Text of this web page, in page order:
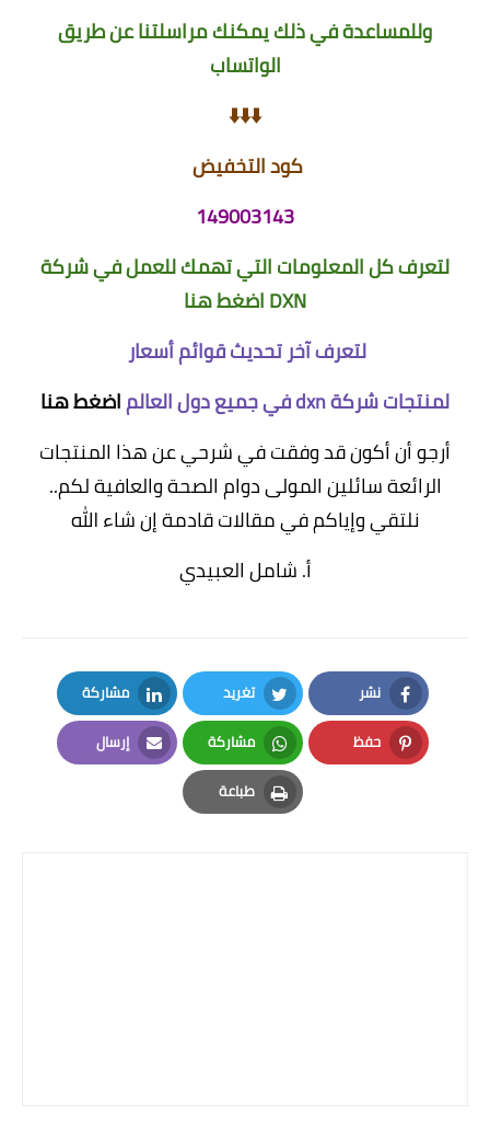
وللمساعدة في ذلك يمكنك مراسلتنا عن طريق
الواتساب
⬇️⬇️⬇️
كود التخفيض
149003143
لتعرف كل المعلومات التي تهمك للعمل في شركة
DXNاضغط هنا
لتعرف آخر تحديث قوائم أسعار
لمنتجات شركة dxn في جميع دول العالم
اضغط هنا
أرجو أن أكون قد وفقت في شرحي عن هذا المنتجات
الرائعة سائلين المولى دوام الصحة والعافية لكم..
نلتقي وإياكم في مقالات قادمة إن شاء الله
أ. شامل العبيدي
نشر
Facebook
تغريد
Twitter
مشاركة
LinkedIn
حفظ
Pinterest
مشاركة
Whatsapp
إرسال
Email
طباعة
Print